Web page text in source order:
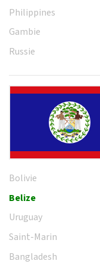
Philippines
Gambie
Russie
Bolivie
Belize
Uruguay
Saint-Marin
Bangladesh